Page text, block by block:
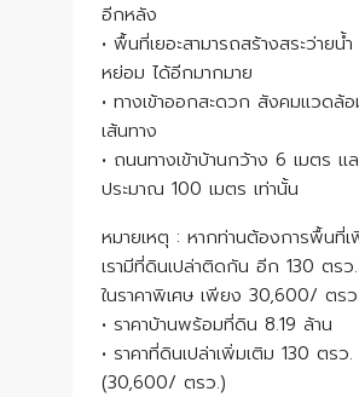
อีกหลัง
• พื้นที่เยอะสามารถสร้างสระว่ายน้
หย่อม ได้อีกมากมาย
• ทางเข้าออกสะดวก สังคมแวดล้
เส้นทาง
• ถนนทางเข้าบ้านกว้าง 6 เมตร แ
ประมาณ 100 เมตร เท่านั้น
หมายเหตุ : หากท่านต้องการพื้นที่
เรามีที่ดินเปล่าติดกัน อีก 130 ตรว
ในราคาพิเศษ เพียง 30,600/ ตรว.
• ราคาบ้านพร้อมที่ดิน 8.19 ล้าน
• ราคาที่ดินเปล่าเพิ่มเติม 130 ตรว
(30,600/ ตรว.)